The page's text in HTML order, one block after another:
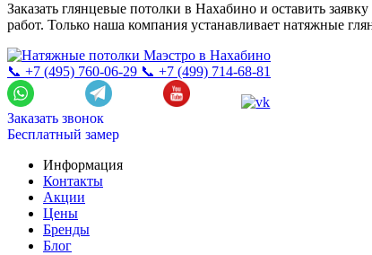
Заказать глянцевые потолки в Нахабино и оставить
работ. Только наша компания устанавливает натяжные
📞 +7 (495) 760-06-29 📞 +7 (499) 714-68-81
Заказать звонок
Бесплатный замер
Информация
Контакты
Акции
Цены
Бренды
Блог